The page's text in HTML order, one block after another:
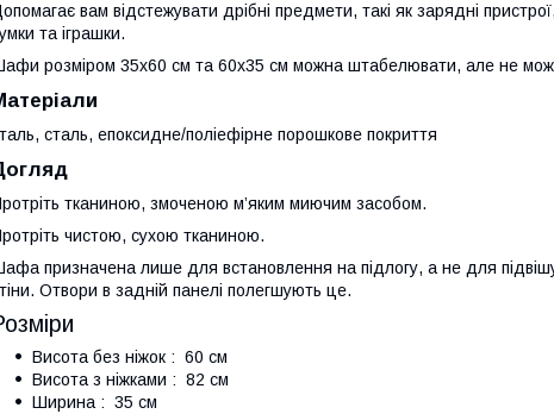
вам відстежувати дрібні предмети, такі як зарядні
та іграшки.
розміром 35x60 см та 60x35 см можна штабелювати, але не
сталь, епоксидне/поліефірне порошкове покриття
тканиною, змоченою м’яким миючим засобом.
чистою, сухою тканиною.
призначена лише для встановлення на підлогу, а не для
Отвори в задній панелі полегшують це.
Висота без ніжок : 60 см
Висота з ніжками : 82 см
Ширина : 35 см